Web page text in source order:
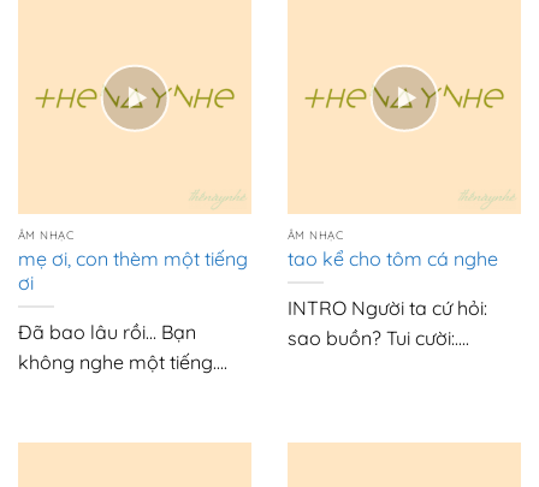
ÂM NHẠC
mẹ ơi, con thèm một tiếng
ơi
Đã bao lâu rồi… Bạn
không nghe một tiếng....
ÂM NHẠC
tao kể cho tôm cá nghe
INTRO Người ta cứ hỏi:
sao buồn? Tui cười:....